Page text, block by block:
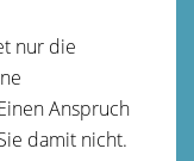
nur die
Anspruch
damit nicht.